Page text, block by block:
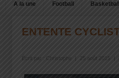
A la une Football Basketball
ENTENTE
Écrit par : Christophe 25 août 2015